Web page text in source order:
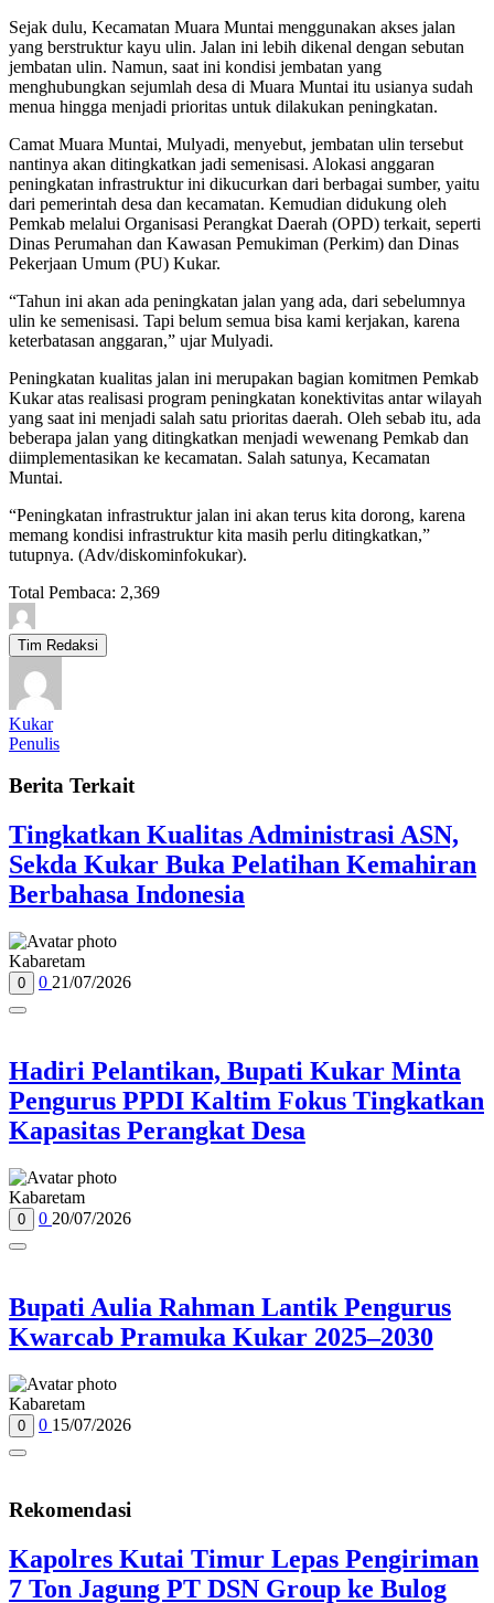
Sejak dulu, Kecamatan Muara Muntai menggunakan akses jalan
yang berstruktur kayu ulin. Jalan ini lebih dikenal dengan sebutan
jembatan ulin. Namun, saat ini kondisi jembatan yang
menghubungkan sejumlah desa di Muara Muntai itu usianya sudah
menua hingga menjadi prioritas untuk dilakukan peningkatan.
Camat Muara Muntai, Mulyadi, menyebut, jembatan ulin tersebut
nantinya akan ditingkatkan jadi semenisasi. Alokasi anggaran
peningkatan infrastruktur ini dikucurkan dari berbagai sumber, yaitu
dari pemerintah desa dan kecamatan. Kemudian didukung oleh
Pemkab melalui Organisasi Perangkat Daerah (OPD) terkait, seperti
Dinas Perumahan dan Kawasan Pemukiman (Perkim) dan Dinas
Pekerjaan Umum (PU) Kukar.
“Tahun ini akan ada peningkatan jalan yang ada, dari sebelumnya
ulin ke semenisasi. Tapi belum semua bisa kami kerjakan, karena
keterbatasan anggaran,” ujar Mulyadi.
Peningkatan kualitas jalan ini merupakan bagian komitmen Pemkab
Kukar atas realisasi program peningkatan konektivitas antar wilayah
yang saat ini menjadi salah satu prioritas daerah. Oleh sebab itu, ada
beberapa jalan yang ditingkatkan menjadi wewenang Pemkab dan
diimplementasikan ke kecamatan. Salah satunya, Kecamatan
Muntai.
“Peningkatan infrastruktur jalan ini akan terus kita dorong, karena
memang kondisi infrastruktur kita masih perlu ditingkatkan,”
tutupnya. (Adv/diskominfokukar).
Total Pembaca: 2,369
Tim Redaksi
Kukar
Penulis
Berita Terkait
Tingkatkan Kualitas Administrasi ASN,
Sekda Kukar Buka Pelatihan Kemahiran
Berbahasa Indonesia
Kabaretam
0 0 21/07/2026
Hadiri Pelantikan, Bupati Kukar Minta
Pengurus PPDI Kaltim Fokus Tingkatkan
Kapasitas Perangkat Desa
Kabaretam
0 0 20/07/2026
Bupati Aulia Rahman Lantik Pengurus
Kwarcab Pramuka Kukar 2025–2030
Kabaretam
0 0 15/07/2026
Rekomendasi
Kapolres Kutai Timur Lepas Pengiriman
7 Ton Jagung PT DSN Group ke Bulog